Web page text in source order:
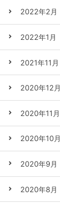
2022年2月
2022年1月
2021年11月
2020年12月
2020年11月
2020年10月
2020年9月
2020年8月